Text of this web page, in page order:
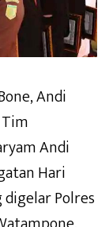
Andi
Andi
Hari
Polres